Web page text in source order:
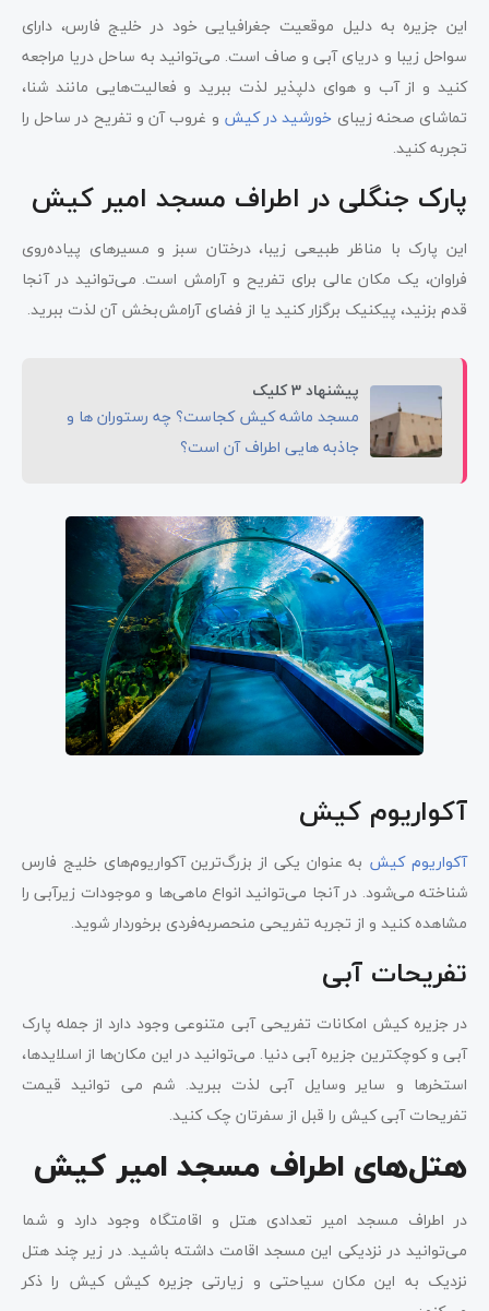
این جزیره به دلیل موقعیت جغرافیایی خود در خلیج فارس، دارای
سواحل زیبا و دریای آبی و صاف است. می‌توانید به ساحل دریا مراجعه
کنید و از آب و هوای دلپذیر لذت ببرید و فعالیت‌هایی مانند شنا،
تماشای صحنه زیبای خورشید در کیش و غروب آن و تفریح در ساحل را
تجربه کنید.
پارک جنگلی در اطراف مسجد امیر کیش
این پارک با مناظر طبیعی زیبا، درختان سبز و مسیرهای پیاده‌روی
فراوان، یک مکان عالی برای تفریح و آرامش است. می‌توانید در آنجا
قدم بزنید، پیکنیک برگزار کنید یا از فضای آرامش‌بخش آن لذت ببرید.
پیشنهاد 3 کلیک
مسجد ماشه کیش کجاست؟ چه رستوران ها و
جاذبه هایی اطراف آن است؟
آکواریوم کیش
آکواریوم کیش به عنوان یکی از بزرگ‌ترین آکواریوم‌های خلیج فارس
شناخته می‌شود. در آنجا می‌توانید انواع ماهی‌ها و موجودات زیرآبی را
مشاهده کنید و از تجربه تفریحی منحصربه‌فردی برخوردار شوید.
تفریحات آبی
در جزیره کیش امکانات تفریحی آبی متنوعی وجود دارد از جمله پارک
آبی و کوچکترین جزیره آبی دنیا. می‌توانید در این مکان‌ها از اسلایدها،
استخرها و سایر وسایل آبی لذت ببرید. شم می توانید قیمت
تفریحات آبی کیش را قبل از سفرتان چک کنید.
هتل‌های اطراف مسجد امیر کیش
در اطراف مسجد امیر تعدادی هتل و اقامتگاه وجود دارد و شما
می‌توانید در نزدیکی این مسجد اقامت داشته باشید. در زیر چند هتل
نزدیک به این مکان سیاحتی و زیارتی جزیره کیش کیش را ذکر